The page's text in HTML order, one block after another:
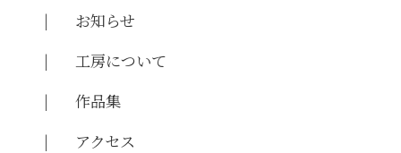
お知らせ
工房について
作品集
アクセス